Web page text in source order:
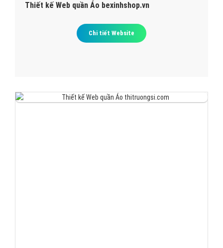
Thiết kế Web quần Áo bexinhshop.vn
Chi tiết Website